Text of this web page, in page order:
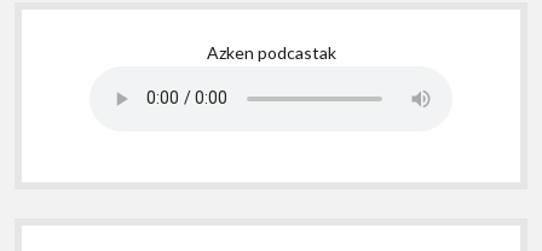
Sidebar
Azken podcastak